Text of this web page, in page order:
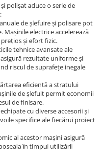
polișat aduce o serie de
de șlefuire și polisare pot
electrice accelerează
și efort fizic.
tehnice avansate ale
rezultate uniforme și
riscul de suprafețe inegale
eficientă a stratului
de șlefuit permit economii
de finisare.
cu diverse accesorii și
specifice ale fiecărui proiect
al acestor mașini asigură
în timpul utilizării